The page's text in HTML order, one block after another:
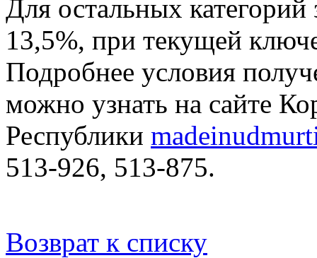
Для остальных категорий
13,5%, при текущей
Подробнее условия
можно узнать на сайте
Республики
513-926, 513-875.
Возврат к списку